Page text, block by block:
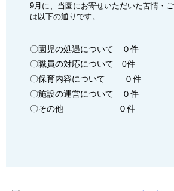
9月に、当園にお寄せいただいた苦情・
は以下の通りです。
〇園児の処遇について ０件
〇職員の対応について 0件
〇保育内容について ０件
〇施設の運営について ０件
〇その他 ０件